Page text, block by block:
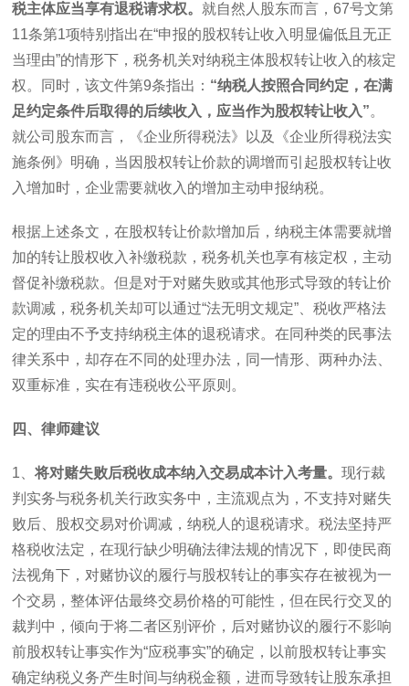
税主体应当享有退税请求权。 就自然人股东而言，67号文第
11条第1项特别指出在“申报的股权转让收入明显偏低且无正
当理由”的情形下，税务机关对纳税主体股权转让收入的核定
权。同时，该文件第9条指出： “纳税人按照合同约定，在满
足约定条件后取得的后续收入，应当作为股权转让收入”。
就公司股东而言，《企业所得税法》以及《企业所得税法实
施条例》明确，当因股权转让价款的调增而引起股权转让收
入增加时，企业需要就收入的增加主动申报纳税。
根据上述条文，在股权转让价款增加后，纳税主体需要就增
加的转让股权收入补缴税款，税务机关也享有核定权，主动
督促补缴税款。但是对于对赌失败或其他形式导致的转让价
款调减，税务机关却可以通过“法无明文规定”、税收严格法
定的理由不予支持纳税主体的退税请求。在同种类的民事法
律关系中，却存在不同的处理办法，同一情形、两种办法、
双重标准，实在有违税收公平原则。
四、律师建议
1 、将对赌失败后税收成本纳入交易成本计入考量。现行裁
判实务与税务机关行政实务中，主流观点为，不支持对赌失
败后、股权交易对价调减，纳税人的退税请求。税法坚持严
格税收法定，在现行缺少明确法律法规的情况下，即使民商
法视角下，对赌协议的履行与股权转让的事实存在被视为一
个交易，整体评估最终交易价格的可能性，但在民行交叉的
裁判中，倾向于将二者区别评价，后对赌协议的履行不影响
前股权转让事实作为“应税事实”的确定，以前股权转让事实
确定纳税义务产生时间与纳税金额，进而导致转让股东承担